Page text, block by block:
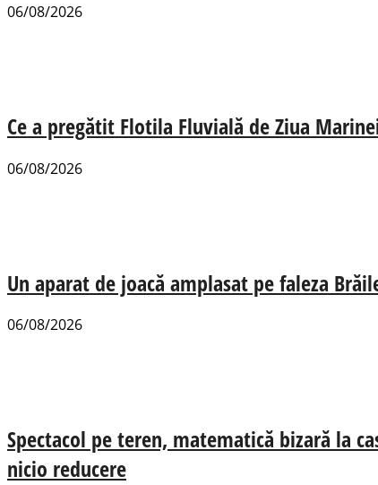
06/08/2026
Ce a pregătit Flotila Fluvială de Ziua
06/08/2026
Un aparat de joacă amplasat pe faleza
06/08/2026
Spectacol pe teren, matematică bizară la
nicio reducere